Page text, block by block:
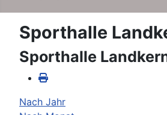
Sporthalle
Sporthalle
Nach Jahr